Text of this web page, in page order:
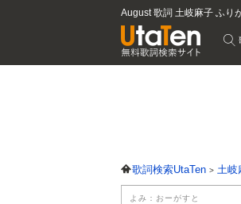
August 歌詞 土岐麻子 ふり
歌詞検索UtaTen 土岐
よみ：おーがすと